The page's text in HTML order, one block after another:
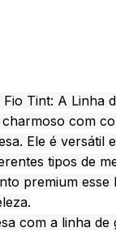
Fio Tint: A Linha
com
Ele é versátil
tipos de
premium esse
com a linha